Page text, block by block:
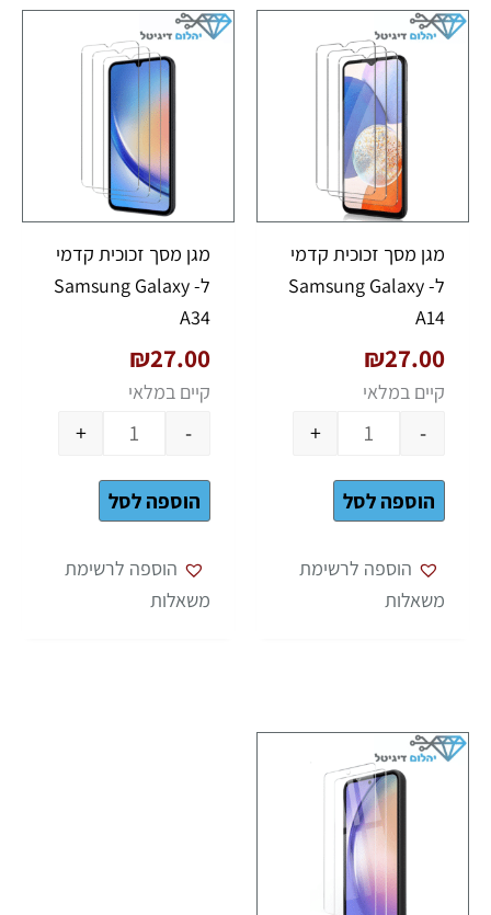
מגן מסך זכוכית קדמי
ל- Samsung Galaxy
A14
₪27.00
קיים במלאי
כמות של מגן מסך זכוכית קדמי ל- Samsung Galaxy A14
-
+
הוספה לסל
הוספה לרשימת
משאלות
מגן מסך זכוכית קדמי
ל- Samsung Galaxy
A34
₪27.00
קיים במלאי
-
+
הוספה לסל
הוספה לרשימת
משאלות